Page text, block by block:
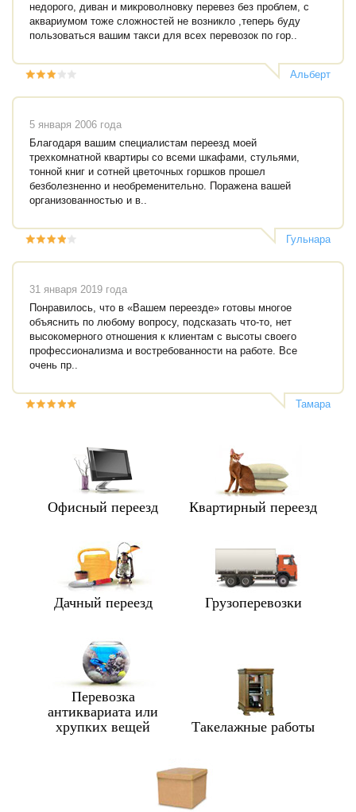
недорого, диван и микроволновку перевез без проблем, с
аквариумом тоже сложностей не возникло ,теперь буду
пользоваться вашим такси для всех перевозок по гор..
Альберт
5 января 2006 года
Благодаря вашим специалистам переезд моей
трехкомнатной квартиры со всеми шкафами, стульями,
тонной книг и сотней цветочных горшков прошел
безболезненно и необременительно. Поражена вашей
организованностью и в..
Гульнара
31 января 2019 года
Понравилось, что в «Вашем переезде» готовы многое
объяснить по любому вопросу, подсказать что-то, нет
высокомерного отношения к клиентам с высоты своего
профессионализма и востребованности на работе. Все
очень пр..
Тамара
Офисный переезд Квартирный переезд
Дачный переезд Грузоперевозки
Перевозка
антиквариата или
хрупких вещей
Такелажные работы